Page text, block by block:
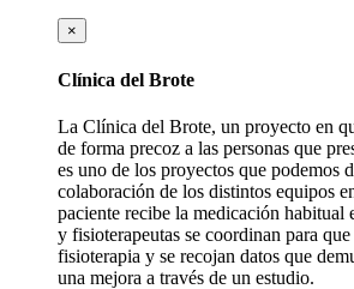
×
Clínica del Brote
La Clínica del Brote, un proyecto en
de forma precoz a las personas que
es uno de los proyectos que podemos
colaboración de los distintos equipos
paciente recibe la medicación habitual
y fisioterapeutas se coordinan para
fisioterapia y se recojan datos que
una mejora a través de un estudio.